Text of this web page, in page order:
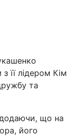
її лідером Кім
та
що на
його